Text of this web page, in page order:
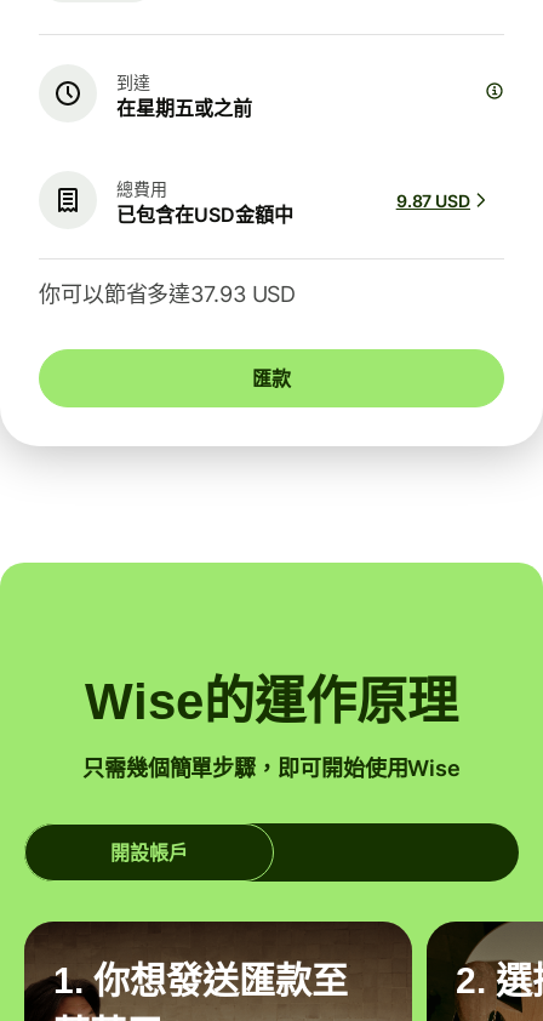
到達
在星期五或之前
總費用
已包含在USD金額中
9.87 USD
你可以節省多達37.93 USD
匯款
Wise的運作原理
只需幾個簡單步驟，即可開始使用Wise
開設帳戶
1. 你想發送匯款至
2. 選